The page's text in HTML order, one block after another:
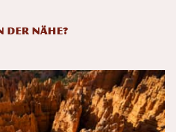
der Nähe?